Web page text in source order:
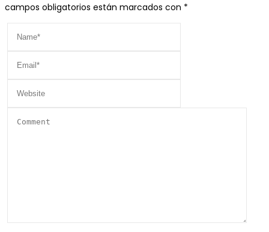
campos obligatorios están marcados con *